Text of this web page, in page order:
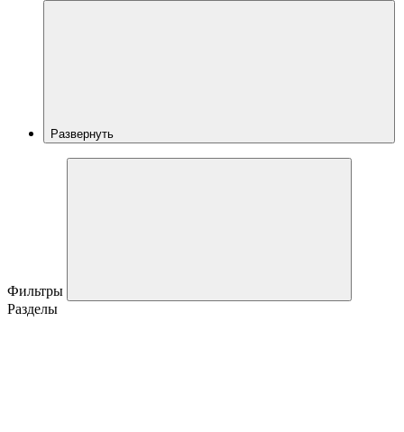
Развернуть
Фильтры
Разделы